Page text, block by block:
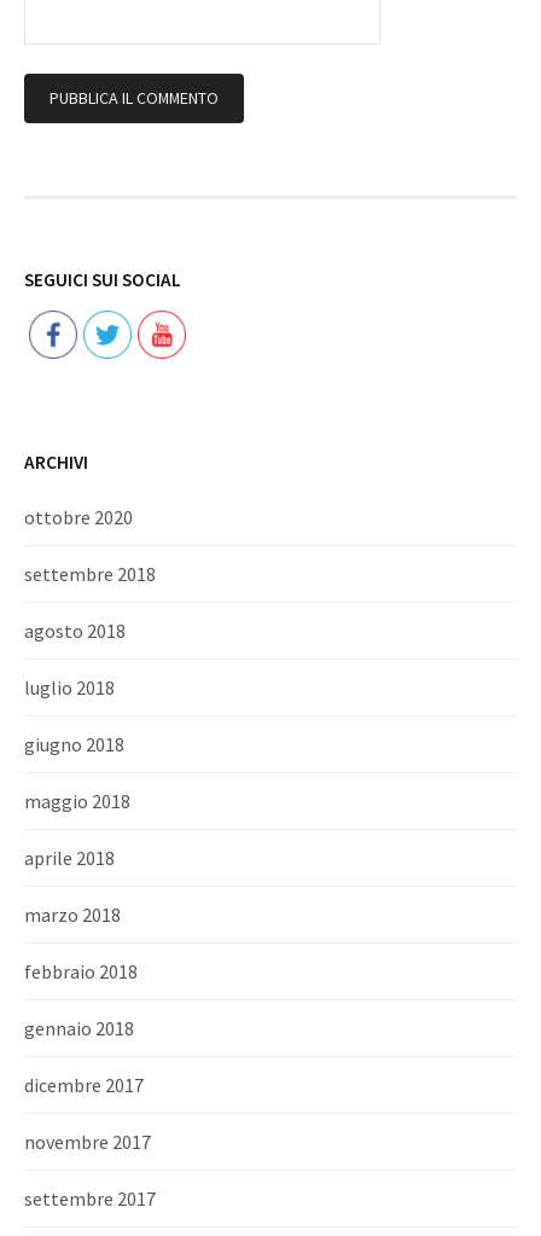
SEGUICI SUI SOCIAL
ARCHIVI
ottobre 2020
settembre 2018
agosto 2018
luglio 2018
giugno 2018
maggio 2018
aprile 2018
marzo 2018
febbraio 2018
gennaio 2018
dicembre 2017
novembre 2017
settembre 2017